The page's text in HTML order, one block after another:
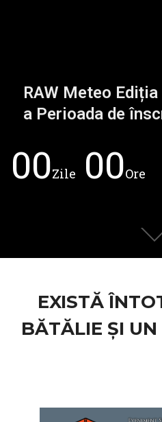
EXISTĂ
BĂTĂLIE ȘI
00Zile 00Ore
RAW Meteo Ediția
a Perioada de